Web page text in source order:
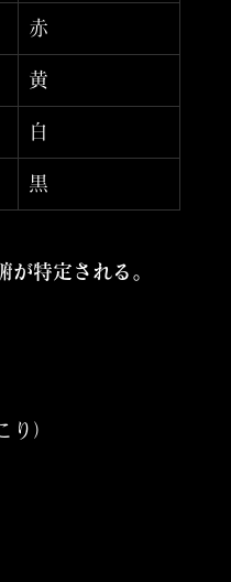
赤
黄
白
黒
が特定される。
）